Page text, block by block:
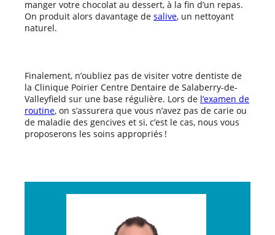
manger votre chocolat au dessert, à la fin d’un repas.
On produit alors davantage de salive, un nettoyant
naturel.
Finalement, n’oubliez pas de visiter votre dentiste de
la Clinique Poirier Centre Dentaire de Salaberry-de-
Valleyfield sur une base régulière. Lors de l’examen de
routine, on s’assurera que vous n’avez pas de carie ou
de maladie des gencives et si, c’est le cas, nous vous
proposerons les soins appropriés !